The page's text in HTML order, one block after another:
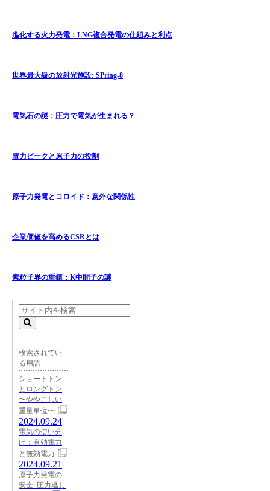
進化する火力発電：LNG複合発電の仕組みと利点
世界最大級の放射光施設: SPring-8
電気石の謎：圧力で電気が生まれる？
電力ピークと原子力の役割
原子力発電とコロイド：意外な関係性
企業価値を高めるCSRとは
素粒子界の重鎮：K中間子の謎
検索されてい
る用語
ショートトン
とロングトン
〜ややこしい
重量単位〜
2024.09.24
電気の使い分
け：有効電力
と無効電力
2024.09.21
原子力発電の
安全: 圧力逃し